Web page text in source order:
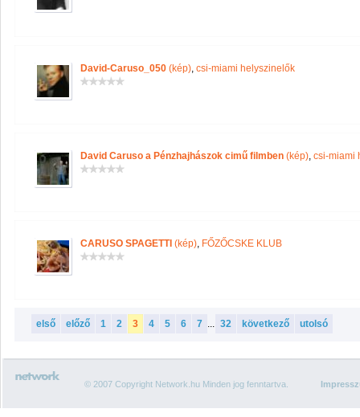
David-Caruso_050 (kép), csi-miami helyszinelők
David Caruso a Pénzhajhászok cimű filmben (kép), csi-miami
CARUSO SPAGETTI (kép), FŐZŐCSKE KLUB
első előző 1 2 3 4 5 6 7 ... 32 következő utolsó
© 2007 Copyright Network.hu Minden jog fenntartva.